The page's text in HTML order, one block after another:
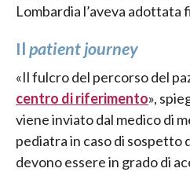
Lombardia l’aveva adottata
Ilpatient journey
«Il fulcro del percorso del
centro di riferimento»,
viene inviato dal medico di
pediatra in caso di sospetto
devono essere in grado di